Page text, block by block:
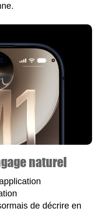
naturel
de décrire en